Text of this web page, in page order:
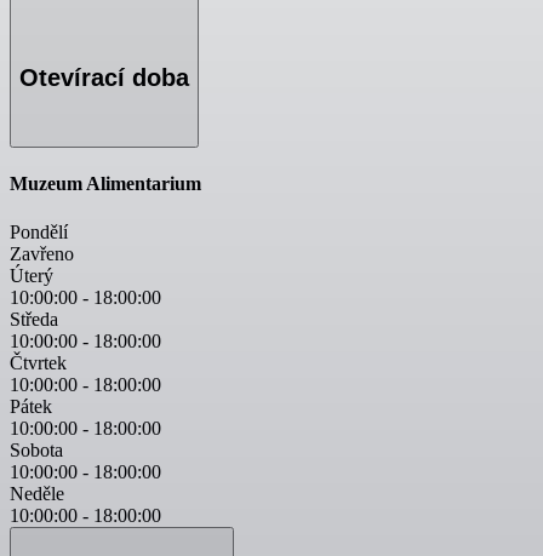
Otevírací doba
Muzeum Alimentarium
Pondělí
Zavřeno
Úterý
10:00:00 - 18:00:00
Středa
10:00:00 - 18:00:00
Čtvrtek
10:00:00 - 18:00:00
Pátek
10:00:00 - 18:00:00
Sobota
10:00:00 - 18:00:00
Neděle
10:00:00 - 18:00:00